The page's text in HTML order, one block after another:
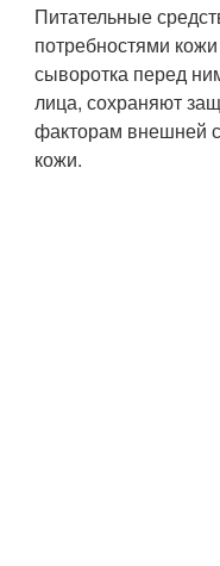
Питательные
потребностями
сыворотка перед
лица, сохраняют
факторам внешней
кожи.